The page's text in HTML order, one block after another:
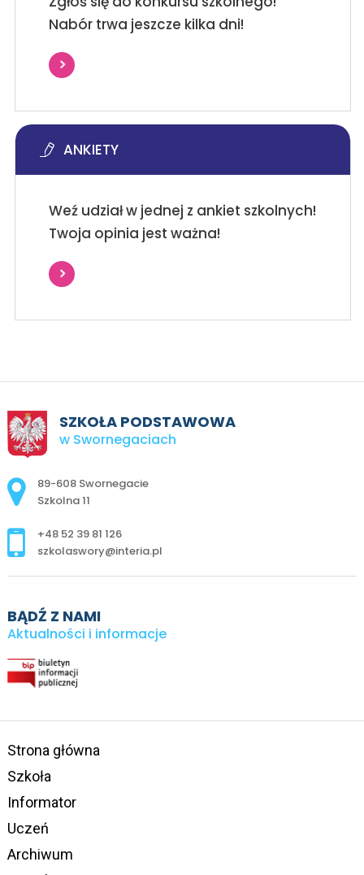
Nabór trwa jeszcze kilka dni!
ANKIETY
Weź udział w jednej z ankiet szkolnych!
Twoja opinia jest ważna!
SZKOŁA PODSTAWOWA
w Swornegaciach
Adres pocztowy:
89-608 Swornegacie
Szkolna 11
+48 52 39 81 126
szkolaswory@interia.pl
BĄDŹ Z NAMI
Aktualności i informacje
Strona główna
Szkoła
Informator
Uczeń
Archiwum